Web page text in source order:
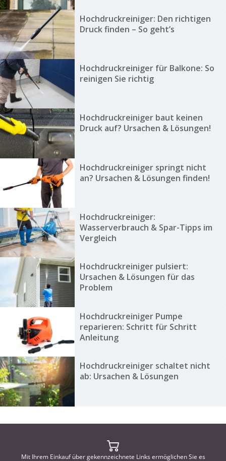
Hochdruckreiniger: Den richtigen
Druck finden – So geht’s
Hochdruckreiniger für Balkone: So
reinigen Sie richtig
Hochdruckreiniger baut keinen
Druck auf? Ursachen & Lösungen!
Hochdruckreiniger springt nicht
an? Ursachen & Lösungen finden!
Hochdruckreiniger:
Wasserverbrauch & Spar-Tipps im
Vergleich
Hochdruckreiniger pulsiert:
Ursachen & Lösungen für das
Problem
Hochdruckreiniger Pumpe
reparieren: Schritt für Schritt
Anleitung
Hochdruckreiniger schaltet nicht
ab: Ursachen & Lösungen
Mit Ihrem Einkauf über gekennzeichnete Links ermöglichen Sie es